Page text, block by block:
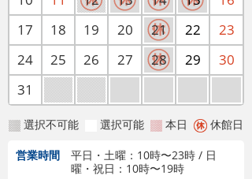
17
18 19 20 21 22
23
24
25 26 27 28 29
30
31
選択不可能 選択可能 本日 休館日
営業時間
平日・土曜：10時〜23時 / 日
曜・祝日：10時〜19時